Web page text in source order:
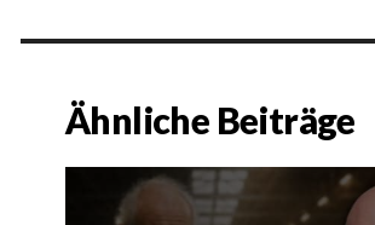
Ähnliche Beiträge